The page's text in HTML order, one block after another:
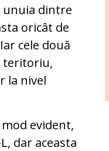
unuia dintre
oricât de
cele două
teritoriu,
la nivel
evident,
dar aceasta